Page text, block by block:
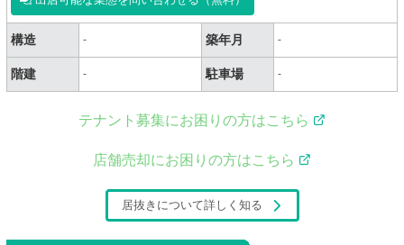
構造 - 築年月 -
階建 - 駐車場 -
テナント募集にお困りの方はこちら
店舗売却にお困りの方はこちら
居抜きについて詳しく知る